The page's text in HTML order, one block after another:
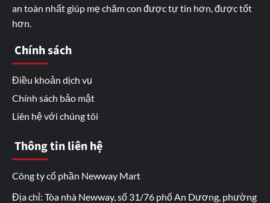
an toàn nhất giúp mẹ chăm con được tự tin hơn, được tốt
hơn.
Chính sách
Điều khoản dịch vụ
Chính sách bảo mật
Liên hệ với chúng tôi
Thông tin liên hệ
Công ty cổ phần Newway Mart
Địa chỉ: Tòa nhà Newway, số 31/76 phố An Dương, phường